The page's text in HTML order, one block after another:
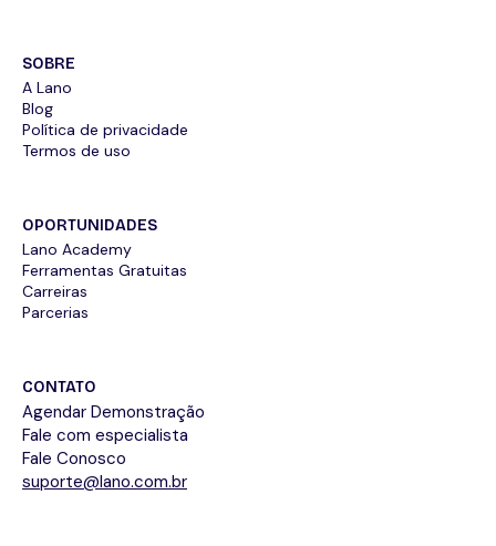
SOBRE
A Lano
Blog
Política de privacidade
Termos de uso
OPORTUNIDADES
Lano Academy
Ferramentas Gratuitas
Carreiras
Parcerias
CONTATO
Agendar Demonstração
Fale com especialista
Fale Conosco
suporte@lano.com.br